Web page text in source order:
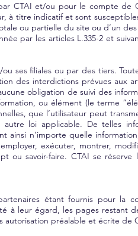
CTAI et/ou pour le compte de
titre indicatif et sont
ou partielle du site ou d’un
par les articles L.335-2 et
ses filiales ou par des tiers.
des interdictions prévues aux
obligation de suivi des
ou élément (le terme
que l’utilisateur peut
loi applicable. De telles
ainsi n’importe quelle
exécuter, montrer,
ou savoir-faire. CTAI se
étant fournis pour la
à leur égard, les pages restant
autorisation préalable et écrite de